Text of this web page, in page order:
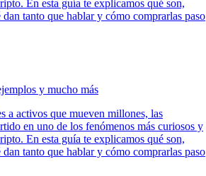
En esta guía te explicamos qué son,
tanto que hablar y cómo comprarlas paso
y mucho más
a activos que mueven millones, las
en uno de los fenómenos más curiosos y
En esta guía te explicamos qué son,
tanto que hablar y cómo comprarlas paso